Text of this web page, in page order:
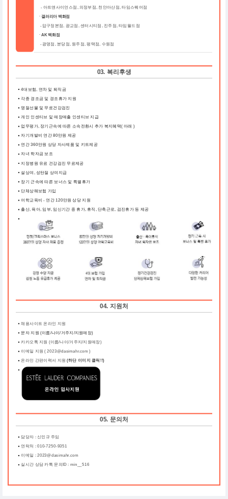
- 아트앤사이언스점, 의정부점, 천안아산점, 타임스퀘어점
ㆍ갤러리아 백화점
-압구정본점, 광교점, 센터시티점, 진주점, 타임월드점
ㆍAK 백화점
-광명점, 분당점, 원주점, 평택점, 수원점
03. 복리후생
4대보험, 연차 및 퇴직금
각종 경조금 및 경조휴가 지원
명절선물 및 무료건강검진
개인 인센티브 및 매장매출 인센티브 지급
업무평가, 장기근속에 따른 소속전환시 추가 복지혜택( 아래 )
자기개발비 연간 80만원 제공
연간 360만원 상당 자사제품 및 키트제공
자녀 학자금 보조
지정병원 유료 건강검진 무료제공
설상여, 성탄절 상여지급
장기 근속에 따른 보너스 및 특별휴가
단체상해보험 가입
어학교육비 - 연간 120만원 상당 지원
출산, 육아, 임부, 임신기간 중 휴가, 휴직, 단축근로, 검진휴가 등 제공
04. 지원처
채용사이트 온라인 지원
문자 지원 (이름/나이/거주지/지원매장)
카카오톡 지원 (이름/나이/거주지/지원매장)
이메일 지원 ( 2023@dasimahr.com )
온라인 간편이력서 지원 (하단 이미지 클릭!!)
05. 문의처
담당자 : 신민규 주임
연락처 : 010-7250-9351
이메일 : 2023@dasimahr.com
실시간 상담 카톡 문의ID : min__516